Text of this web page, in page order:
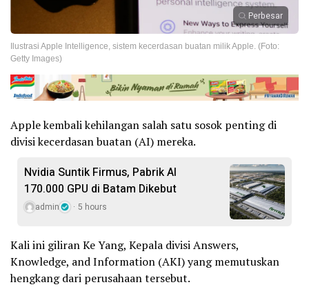
Perbesar
Ilustrasi Apple Intelligence, sistem kecerdasan buatan milik Apple. (Foto:
Getty Images)
Apple kembali kehilangan salah satu sosok penting di
divisi kecerdasan buatan (AI) mereka.
Nvidia Suntik Firmus, Pabrik AI
170.000 GPU di Batam Dikebut
admin 5 hours
Kali ini giliran Ke Yang, Kepala divisi Answers,
Knowledge, and Information (AKI) yang memutuskan
hengkang dari perusahaan tersebut.